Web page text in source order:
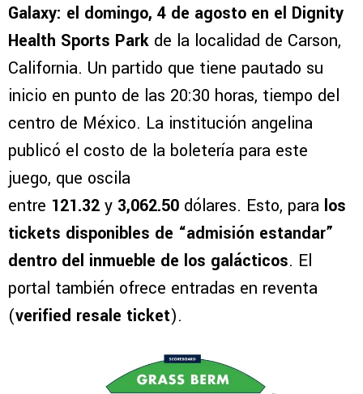
Galaxy: el domingo, 4 de agosto en el Dignity
Health Sports Park de la localidad de Carson,
California. Un partido que tiene pautado su
inicio en punto de las 20:30 horas, tiempo del
centro de México. La institución angelina
publicó el costo de la boletería para este
juego, que oscila
entre 121.32 y 3,062.50 dólares. Esto, para los
tickets disponibles de “admisión estandar”
dentro del inmueble de los galácticos. El
portal también ofrece entradas en reventa
(verified resale ticket).